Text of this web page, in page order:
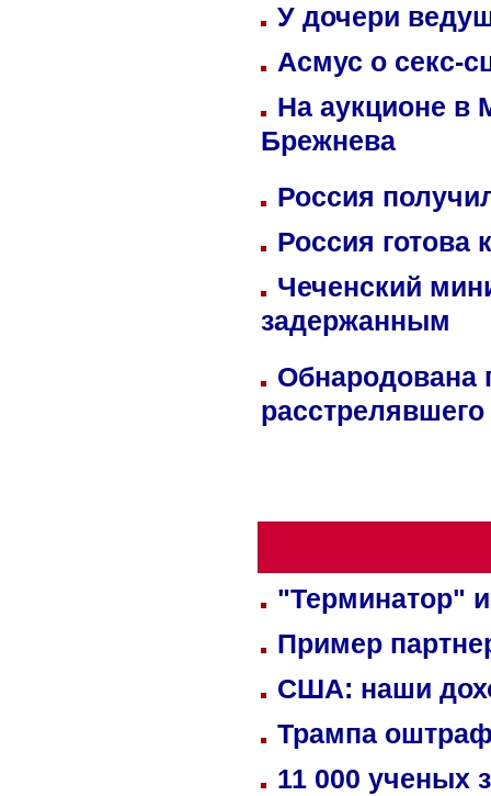
У дочери
Асмус о секс-
На аукционе в
Брежнева
Россия
Россия готова
Чеченский
задержанным
Обнародована
"Терминатор"
Пример
США: наши
Трампа
11 000 ученых